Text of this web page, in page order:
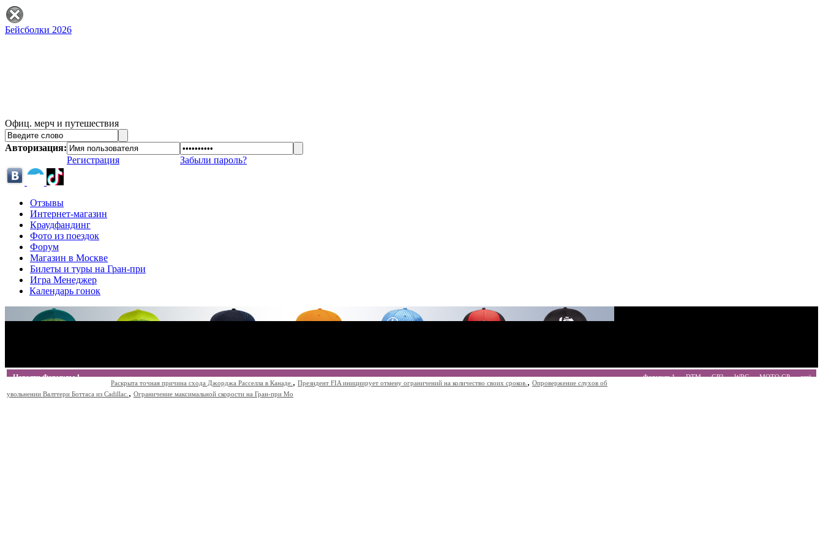
Бейсболки 2026
Офиц. мерч и путешествия
Авторизация:
Регистрация
Забыли пароль?
Отзывы
Интернет-магазин
Краудфандинг
Фото из поездок
Форум
Магазин в Москве
Билеты и туры на Гран-при
Игра Менеджер
Календарь гонок
Новости Формулы 1 Формула 1 DTM GP2 WRC MOTO GP
ещё
Раскрыта точная причина схода Джорджа Расселла в Канаде. , Президент FIA инициирует отмену ограничений на количество своих сроков. , Опровержение слухов об
увольнении Валттери Боттаса из Cadillac. , Ограничение максимальной скорости на Гран-при Мо